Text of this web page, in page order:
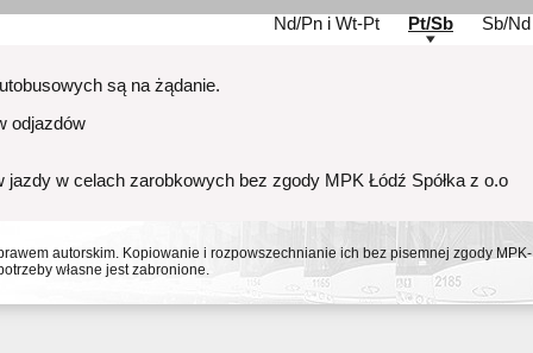
Nd/Pn i Wt-Pt
Pt/Sb Sb/Nd
są na żądanie.
odjazdów
jazdy w celach zarobkowych bez zgody MPK Łódź Spółka z o.o
autorskim. Kopiowanie i rozpowszechnianie ich bez pisemnej zgody MPK-
własne jest zabronione.